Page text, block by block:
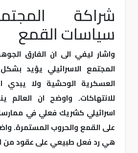
شراكة
سياسات القمع
واشار ليفي الى ان الفارق
المجتمع الاسرائيلي يؤيد
العسكرية الوحشية ولا يبدي
للانتهاكات. واوضح ان
اسرائيلي كشريك فعلي في
على القمع والحروب المستمرة.
هي رد فعل طبيعي على عقود من